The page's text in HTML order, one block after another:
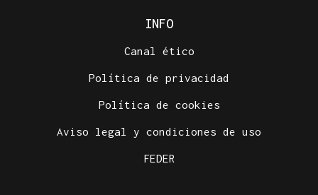
INFO
Canal ético
Política de privacidad
Política de cookies
Aviso legal y condiciones de uso
FEDER